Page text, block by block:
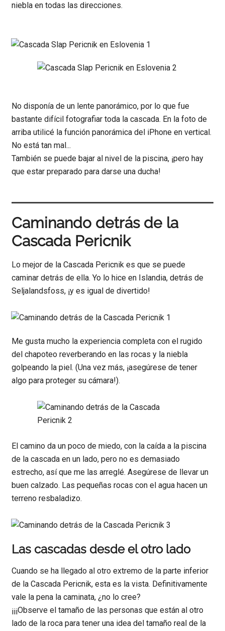
niebla en todas las direcciones.
No disponía de un lente panorámico, por lo que fue
bastante difícil fotografiar toda la cascada. En la foto de
arriba utilicé la función panorámica del iPhone en vertical.
No está tan mal...
También se puede bajar al nivel de la piscina, ¡pero hay
que estar preparado para darse una ducha!
Caminando detrás de la
Cascada Pericnik
Lo mejor de la Cascada Pericnik es que se puede
caminar detrás de ella. Yo lo hice en Islandia, detrás de
Seljalandsfoss, ¡y es igual de divertido!
Me gusta mucho la experiencia completa con el rugido
del chapoteo reverberando en las rocas y la niebla
golpeando la piel. (Una vez más, ¡asegúrese de tener
algo para proteger su cámara!).
El camino da un poco de miedo, con la caída a la piscina
de la cascada en un lado, pero no es demasiado
estrecho, así que me las arreglé. Asegúrese de llevar un
buen calzado. Las pequeñas rocas con el agua hacen un
terreno resbaladizo.
Las cascadas desde el otro lado
Cuando se ha llegado al otro extremo de la parte inferior
de la Cascada Pericnik, esta es la vista. Definitivamente
vale la pena la caminata, ¿no lo cree?
¡¡¡Observe el tamaño de las personas que están al otro
lado de la roca para tener una idea del tamaño real de la